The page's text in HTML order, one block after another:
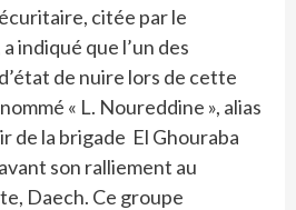
citée par le
indiqué que l’un des
de nuire lors de cette
« L. Noureddine », alias
de la brigade El Ghouraba
son ralliement au
Daech. Ce groupe